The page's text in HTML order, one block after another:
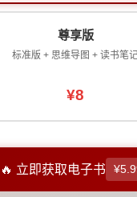
尊享版
标准版 + 思维导图 + 读书笔
¥8
🔥 立即获取电子书